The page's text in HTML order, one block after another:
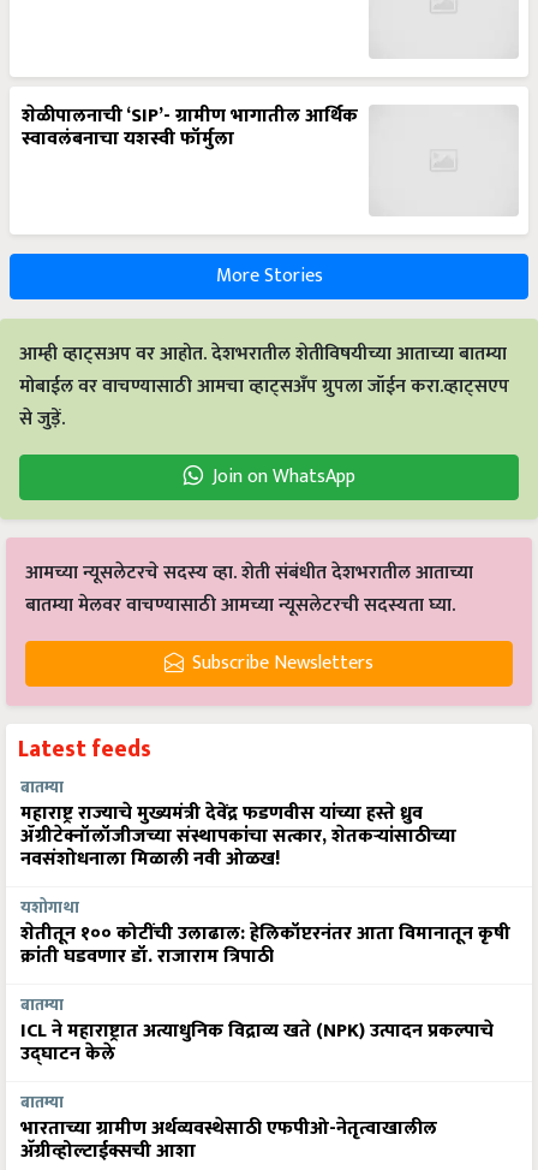
शेळीपालनाची ‘SIP’- ग्रामीण भागातील आर्थिक
स्वावलंबनाचा यशस्वी फॉर्मुला
More Stories
आम्ही व्हाट्सअप वर आहोत. देशभरातील शेतीविषयीच्या आताच्या बातम्या
मोबाईल वर वाचण्यासाठी आमचा व्हाट्सअँप ग्रुपला जॉईन करा.व्हाट्सएप
से जुड़ें.
Join on WhatsApp
आमच्या न्यूसलेटरचे सदस्य व्हा. शेती संबंधीत देशभरातील आताच्या
बातम्या मेलवर वाचण्यासाठी आमच्या न्यूसलेटरची सदस्यता घ्या.
Subscribe Newsletters
Latest feeds
बातम्या
महाराष्ट्र राज्याचे मुख्यमंत्री देवेंद्र फडणवीस यांच्या हस्ते ध्रुव
ॲग्रीटेक्नॉलॉजीजच्या संस्थापकांचा सत्कार, शेतकऱ्यांसाठीच्या
नवसंशोधनाला मिळाली नवी ओळख!
यशोगाथा
शेतीतून १०० कोटींची उलाढाल: हेलिकॉप्टरनंतर आता विमानातून कृषी
क्रांती घडवणार डॉ. राजाराम त्रिपाठी
बातम्या
ICL ने महाराष्ट्रात अत्याधुनिक विद्राव्य खते (NPK) उत्पादन प्रकल्पाचे
उद्घाटन केले
बातम्या
भारताच्या ग्रामीण अर्थव्यवस्थेसाठी एफपीओ-नेतृत्वाखालील
अ‍ॅग्रीव्होल्टाईक्सची आशा